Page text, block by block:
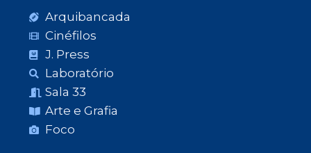
Arquibancada
Cinéfilos
J. Press
Laboratório
Sala 33
Arte e Grafia
Foco